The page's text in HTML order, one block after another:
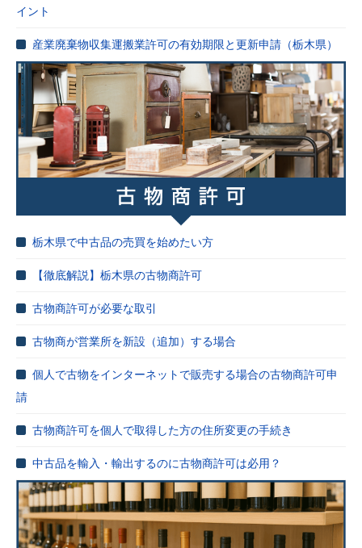
イント
産業廃棄物収集運搬業許可の有効期限と更新申請（栃木県）
栃木県で中古品の売買を始めたい方
【徹底解説】栃木県の古物商許可
古物商許可が必要な取引
古物商が営業所を新設（追加）する場合
個人で古物をインターネットで販売する場合の古物商許可申
請
古物商許可を個人で取得した方の住所変更の手続き
中古品を輸入・輸出するのに古物商許可は必用？